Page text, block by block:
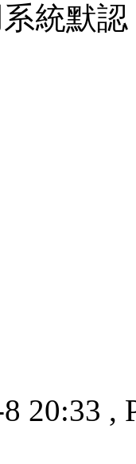
統默認
20:33 ,